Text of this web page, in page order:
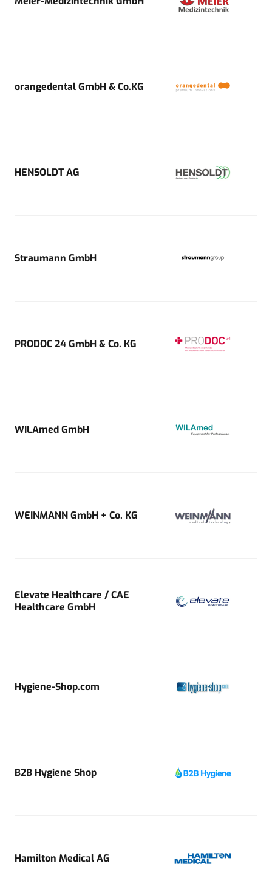
orangedental GmbH & Co.KG
HENSOLDT AG
Straumann GmbH
PRODOC 24 GmbH & Co. KG
WILAmed GmbH
WEINMANN GmbH + Co. KG
Elevate Healthcare / CAE
Healthcare GmbH
Hygiene-Shop.com
B2B Hygiene Shop
Hamilton Medical AG